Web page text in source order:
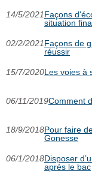
14/5/2021Façons
situation
02/2/2021Façons de
réussir
15/7/2020Les voies à
06/11/2019Comment
18/9/2018Pour faire
Gonesse
06/1/2018Disposer
après le bac